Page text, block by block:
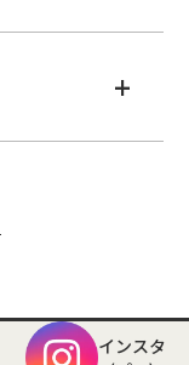
+
インスタ